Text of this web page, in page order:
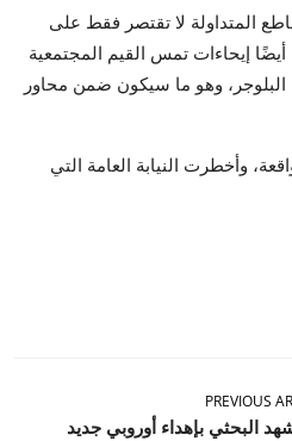
المتداولة لا تقتصر فقط على
أيضًا إيحاءات تمس القيم المجتمعية
وهو ما سيكون ضمن محاور
وأخطرت النيابة العامة التي
PREVIOUS
البحثي بإهداء أوروبي جديد